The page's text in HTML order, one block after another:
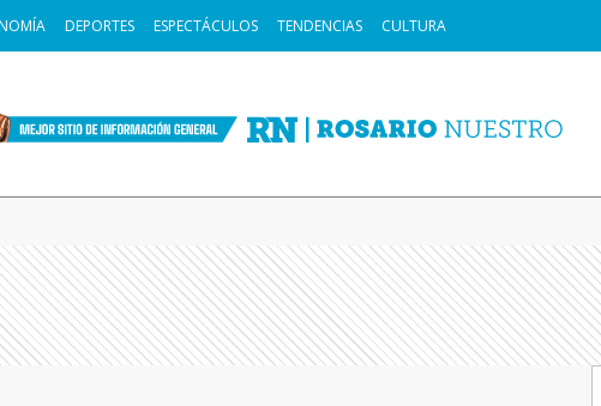
DEPORTES ESPECTÁCULOS TENDENCIAS CULTURA